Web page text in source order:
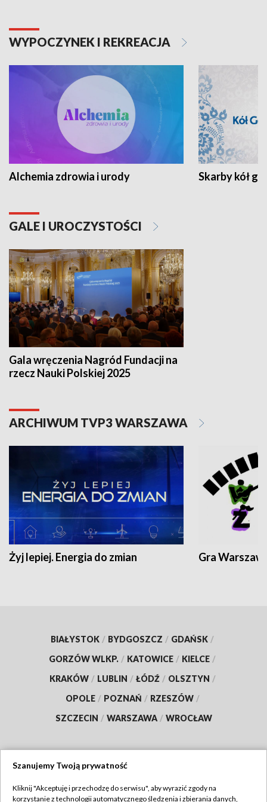
WYPOCZYNEK I REKREACJA
Alchemia zdrowia i urody Skarby kół
GALE I UROCZYSTOŚCI
Gala wręczenia Nagród Fundacji na
rzecz Nauki Polskiej 2025
ARCHIWUM TVP3 WARSZAWA
Żyj lepiej. Energia do zmian Gra
BIAŁYSTOK / BYDGOSZCZ / GDAŃSK /
GORZÓW WLKP. / KATOWICE / KIELCE /
KRAKÓW / LUBLIN / ŁÓDŹ / OLSZTYN /
OPOLE / POZNAŃ / RZESZÓW /
SZCZECIN / WARSZAWA / WROCŁAW
Szanujemy Twoją prywatność
Kliknij "Akceptuję i przechodzę do serwisu", aby wyrazić zgody na
korzystanie z technologii automatycznego śledzenia i zbierania danych,